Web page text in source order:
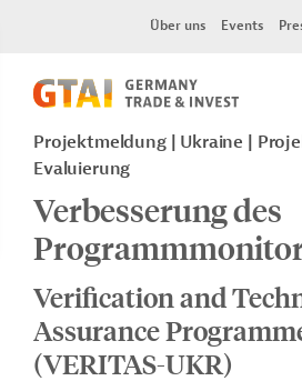
Über uns Events
Projektmeldung Ukraine
Evaluierung
Verbesserung des
Verification and
Assurance
(VERITAS-UKR)